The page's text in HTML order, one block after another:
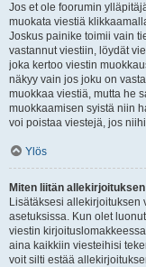
Jos et ole foorumin
muokata viestiä
Joskus painike toimii vain
vastannut viestiin, löydät
joka kertoo viestin
näkyy vain jos joku on
muokkaa viestiä, mutta he
muokkaamisen syistä niin
voi poistaa viestejä, jos
Ylös
Miten liitän
Lisätäksesi allekirjoituksen
asetuksissa. Kun olet
viestin
aina kaikkiin viesteihisi
voit silti estää